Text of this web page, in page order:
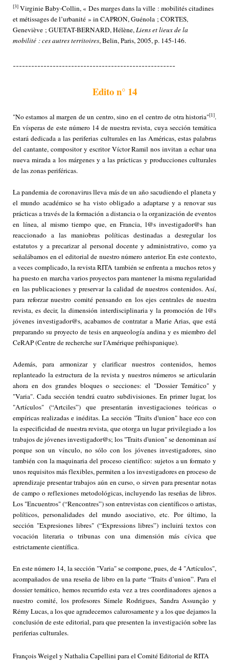
[3] Virginie Baby-Collin, « Des marges dans la ville : mobilités citadines
et métissages de l’urbanité » in CAPRON, Guénola ; CORTES,
Geneviève ; GUETAT-BERNARD, Hélène,Liens et lieux de la
mobilité : ces autres territoires, Belin, Paris, 2005, p. 145-146.
-----------------------------------------------------
Edito n° 14
"No estamos al margen de un centro, sino en el centro de otra historia"[1].
En vísperas de este número 14 de nuestra revista, cuya sección temática
estará dedicada a las periferias culturales en las Américas, estas palabras
del cantante, compositor y escritor Víctor Ramil nos invitan a echar una
nueva mirada a los márgenes y a las prácticas y producciones culturales
de las zonas periféricas.
La pandemia de coronavirus lleva más de un año sacudiendo el planeta y
el mundo académico se ha visto obligado a adaptarse y a renovar sus
prácticas a través de la formación a distancia o la organización de eventos
en línea, al mismo tiempo que, en Francia, l@s investigador@s han
reaccionado a las maniobras políticas destinadas a desregular los
estatutos y a precarizar al personal docente y administrativo, como ya
señalábamos en el editorial de nuestro número anterior. En este contexto,
a veces complicado, la revista RITA también se enfrenta a muchos retos y
ha puesto en marcha varios proyectos para mantener la misma regularidad
en las publicaciones y preservar la calidad de nuestros contenidos. Así,
para reforzar nuestro comité pensando en los ejes centrales de nuestra
revista, es decir, la dimensión interdisciplinaria y la promoción de l@s
jóvenes investigador@s, acabamos de contratar a Marie Arias, que está
preparando su proyecto de tesis en arqueología andina y es miembro del
CeRAP (Centre de recherche sur l'Amérique préhispanique).
Además, para armonizar y clarificar nuestros contenidos, hemos
replanteado la estructura de la revista y nuestros números se articularán
ahora en dos grandes bloques o secciones: el "Dossier Temático" y
"Varia". Cada sección tendrá cuatro subdivisiones. En primer lugar, los
"Artículos" (“Artciles”) que presentarán investigaciones teóricas o
empíricas realizadas e inéditas. La sección "Traits d'union" hace eco con
la especificidad de nuestra revista, que otorga un lugar privilegiado a los
trabajos de jóvenes investigador@s; los "Traits d'union" se denominan así
porque son un vínculo, no sólo con los jóvenes investigadores, sino
también con la maquinaria del proceso científico: sujetos a un formato y
unos requisitos más flexibles, permiten a los investigadores en proceso de
aprendizaje presentar trabajos aún en curso, o sirven para presentar notas
de campo o reflexiones metodológicas, incluyendo las reseñas de libros.
Los "Encuentros" (“Rencontres”) son entrevistas con científicos o artistas,
políticos, personalidades del mundo asociativo, etc. Por último, la
sección "Expresiones libres" (“Expressions libres”) incluirá textos con
vocación literaria o tribunas con una dimensión más cívica que
estrictamente científica.
En este número 14, la sección "Varia" se compone, pues, de 4 "Artículos",
acompañados de una reseña de libro en la parte “Traits d’union”. Para el
dossier temático, hemos recurrido esta vez a tres coordinadores ajenos a
nuestro comité, los profesores Símele Rodrigues, Sandra Assunção y
Rémy Lucas, a los que agradecemos calurosamente y a los que dejamos la
conclusión de este editorial, para que presenten la investigación sobre las
periferias culturales.
François Weigel y Nathalia Capellini para el Comité Editorial de RITA